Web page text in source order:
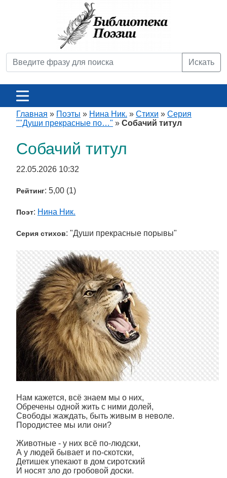
Искать
Главная » Поэты » Нина Ник. » Стихи » Серия
""Души прекрасные по…" » Собачий титул
Собачий титул
22.05.2026 10:32
Рейтинг: 5,00 (1)
Поэт: Нина Ник.
Серия стихов: "Души прекрасные порывы"
Нам кажется, всё знаем мы о них,
Обречены одной жить с ними долей,
Свободы жаждать, быть живым в неволе.
Породистее мы или они?
Животные - у них всё по-людски,
А у людей бывает и по-скотски,
Детишек упекают в дом сиротский
И носят зло до гробовой доски.